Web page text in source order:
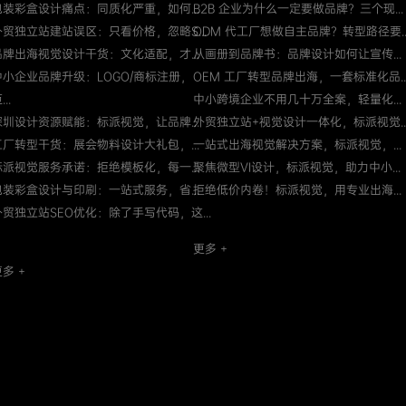
装彩盒设计痛点：同质化严重，如何...
贸独立站建站误区：只看价格，忽略S...
牌出海视觉设计干货：文化适配，才...
企业品牌升级：LOGO/商标注册，
圳设计资源赋能：标派视觉，让品牌...
厂转型干货：展会物料设计大礼包，...
派视觉服务承诺：拒绝模板化，每一...
装彩盒设计与印刷：一站式服务，省...
独立站SEO优化：除了手写代码，这...
多 +
B2B 企业为什么一定要做品牌？三个现...
ODM 代工厂想做自主品牌？转型路径要
从画册到品牌书：品牌设计如何让宣传...
OEM 工厂转型品牌出海，一套标准化品
中小跨境企业不用几十万全案，轻量化...
外贸独立站+视觉设计一体化，标派视觉
一站式出海视觉解决方案，标派视觉，...
聚焦微型VI设计，标派视觉，助力中小...
拒绝低价内卷！标派视觉，用专业出海...
更多 +